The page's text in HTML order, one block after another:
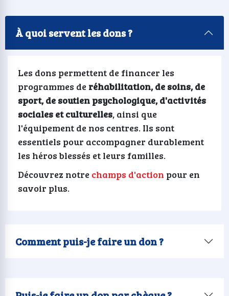
À quoi servent les dons ?
Les dons permettent de financer les
programmes de réhabilitation, de soins, de
sport, de soutien psychologique, d'activités
sociales et culturelles, ainsi que
l'équipement de nos centres. Ils sont
essentiels pour accompagner durablement
les héros blessés et leurs familles.
Découvrez notre champs d'action pour en
savoir plus.
Comment puis-je faire un don ?